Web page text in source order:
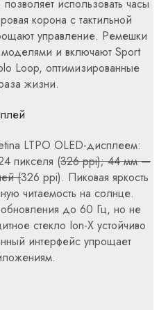
использовать часы
корона с тактильной
управление. Ремешки
и включают Sport
Loop, оптимизированные
жизни.
LTPO OLED-дисплеем:
пикселя (326 ppi); 44 мм —
(326 ppi). Пиковая яркость
читаемость на солнце.
до 60 Гц, но не
стекло Ion-X устойчиво
интерфейс упрощает